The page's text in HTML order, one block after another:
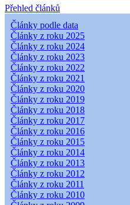
Přehled článků
Články podle data
Články z roku 2025
Články z roku 2024
Články z roku 2023
Články z roku 2022
Články z roku 2021
Články z roku 2020
Články z roku 2019
Články z roku 2018
Články z roku 2017
Články z roku 2016
Články z roku 2015
Články z roku 2014
Články z roku 2013
Články z roku 2012
Články z roku 2011
Články z roku 2010